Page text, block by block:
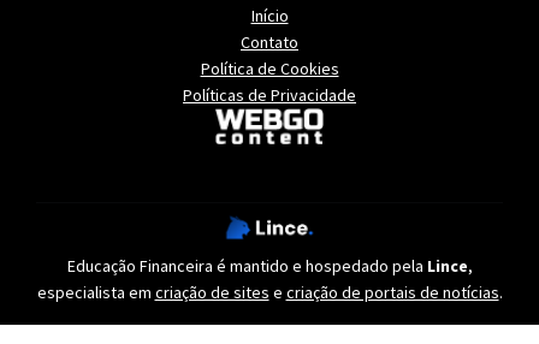
Início
Contato
Política de Cookies
Políticas de Privacidade
Educação Financeira é mantido e hospedado pela Lince,
especialista em criação de sites e criação de portais de notícias.